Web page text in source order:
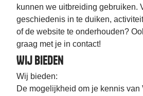
kunnen we uitbreiding gebruiken.
geschiedenis in te duiken,
of de website te onderhouden?
graag met je in contact!
Wij bieden
Wij bieden:
De mogelijkheid om je kennis van